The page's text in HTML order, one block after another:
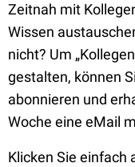
Zeitnah mit
Wissen
nicht? Um
gestalten, können
abonnieren und
Woche eine eMail
Klicken Sie einfach